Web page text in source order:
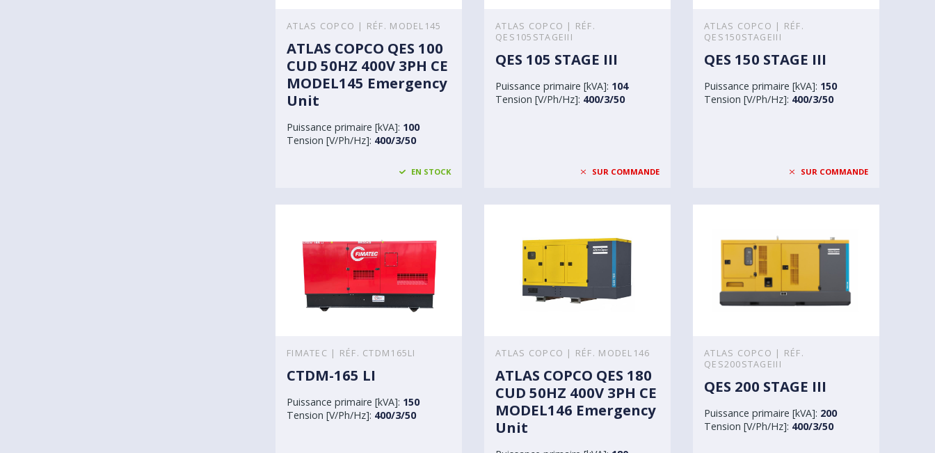
ATLAS COPCO | RÉF. MODEL145
ATLAS COPCO QES 100
CUD 50HZ 400V 3PH CE
MODEL145 Emergency
Unit
Puissance primaire [kVA]: 100
Tension [V/Ph/Hz]: 400/3/50
EN STOCK
ATLAS COPCO | RÉF.
QES105STAGEIII
QES 105 STAGE III
Puissance primaire [kVA]: 104
Tension [V/Ph/Hz]: 400/3/50
SUR COMMANDE
ATLAS COPCO | RÉF.
QES150STAGEIII
QES 150 STAGE III
Puissance primaire [kVA]: 150
Tension [V/Ph/Hz]: 400/3/50
SUR COMMANDE
FIMATEC | RÉF. CTDM165LI
CTDM-165 LI
Puissance primaire [kVA]: 150
Tension [V/Ph/Hz]: 400/3/50
ATLAS COPCO | RÉF. MODEL146
ATLAS COPCO QES 180
CUD 50HZ 400V 3PH CE
MODEL146 Emergency
Unit
ATLAS COPCO | RÉF.
QES200STAGEIII
QES 200 STAGE III
Puissance primaire [kVA]: 200
Tension [V/Ph/Hz]: 400/3/50